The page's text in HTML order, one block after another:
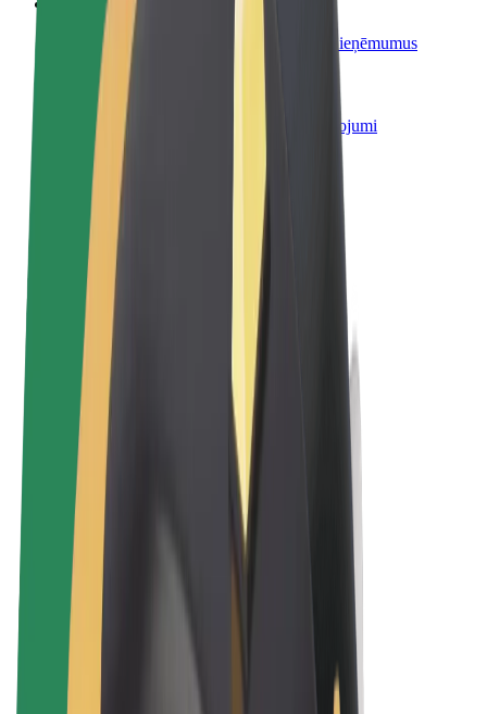
Reģistrējies kā autoparka īpašnieks
Pievieno savu autoparku Bolt un palielini ieņēmumus
Bolt for Business
Tavam uzņēmumam pielāgoti Bolt pakalpojumi
Noteikumi un nosacījumi
Privātuma politika
Sīkdatnes
© 2026 Bolt Technology OÜ
Pakalpojumi
Braucieni
Skrejriteņi
Bolt Market
Bolt Food
Bolt Drive